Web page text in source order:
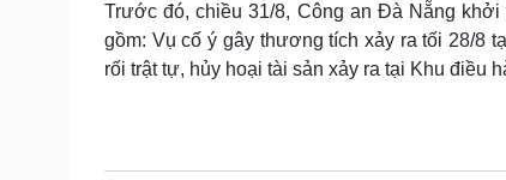
Trước đó, chiều 31/8, Công an Đà Nẵng
gồm: Vụ cố ý gây thương tích xảy ra tối 28/8
rối trật tự, hủy hoại tài sản xảy ra tại Khu điều